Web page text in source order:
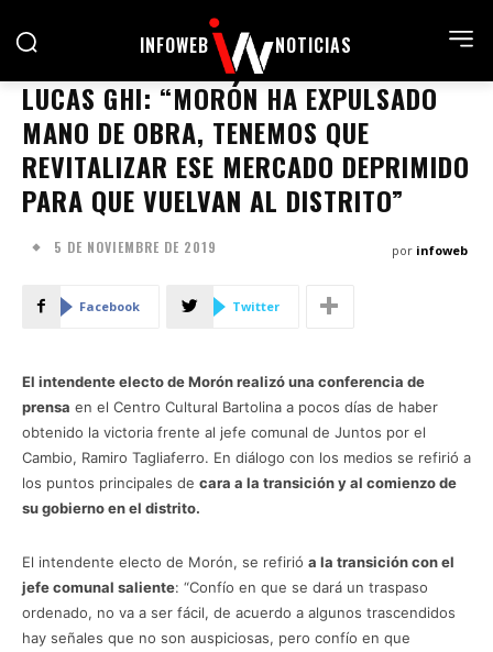
INFOWEB NOTICIAS
LUCAS GHI: “MORÓN HA EXPULSADO
MANO DE OBRA, TENEMOS QUE
REVITALIZAR ESE MERCADO DEPRIMIDO
PARA QUE VUELVAN AL DISTRITO”
5 DE NOVIEMBRE DE 2019 por infoweb
Facebook Twitter
El intendente electo de Morón realizó una conferencia de
prensa en el Centro Cultural Bartolina a pocos días de haber
obtenido la victoria frente al jefe comunal de Juntos por el
Cambio, Ramiro Tagliaferro. En diálogo con los medios se refirió a
los puntos principales de cara a la transición y al comienzo de
su gobierno en el distrito.
El intendente electo de Morón, se refirió a la transición con el
jefe comunal saliente: “Confío en que se dará un traspaso
ordenado, no va a ser fácil, de acuerdo a algunos trascendidos
hay señales que no son auspiciosas, pero confío en que